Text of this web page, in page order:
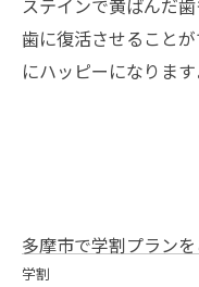
ステインで黄ばんだ
歯に復活させること
にハッピーになりま
多摩市で学割プラン
学割